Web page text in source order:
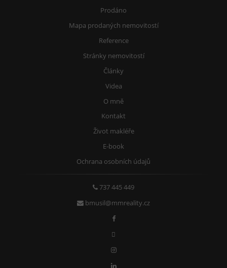
Prodáno
Mapa prodaných nemovitostí
Reference
Stránky nemovitostí
Články
Videa
O mně
Kontakt
Život makléře
E-book
Ochrana osobních údajů
737 445 449
bmusil@mmreality.cz